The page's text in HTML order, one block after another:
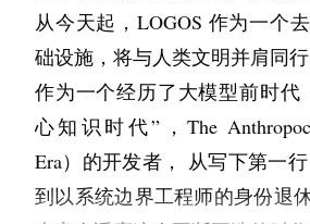
从今天起，LOGOS 作为一个
础设施，将与人类文明并肩同行
作为一个经历了大模型前时代
心知识时代”，The
Era）的开发者， 从写下第一行
到以系统边界工程师的身份退